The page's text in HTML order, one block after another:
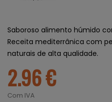
Saboroso alimento húmido
Receita mediterrânica com
naturais de alta qualidade.
2.96 €
Com IVA